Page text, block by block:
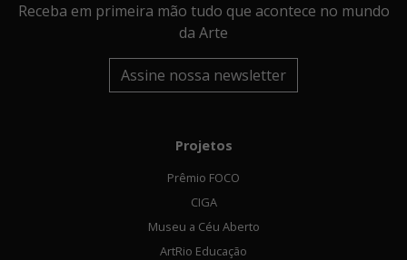
Receba em primeira mão tudo que acontece no mundo
da Arte
Assine nossa newsletter
Projetos
Prêmio FOCO
CIGA
Museu a Céu Aberto
ArtRio Educação